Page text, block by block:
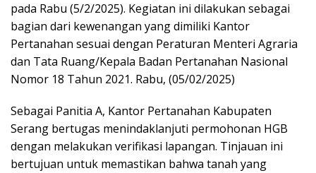
pada Rabu (5/2/2025). Kegiatan ini dilakukan sebagai
bagian dari kewenangan yang dimiliki Kantor
Pertanahan sesuai dengan Peraturan Menteri Agraria
dan Tata Ruang/Kepala Badan Pertanahan Nasional
Nomor 18 Tahun 2021. Rabu, (05/02/2025)
Sebagai Panitia A, Kantor Pertanahan Kabupaten
Serang bertugas menindaklanjuti permohonan HGB
dengan melakukan verifikasi lapangan. Tinjauan ini
bertujuan untuk memastikan bahwa tanah yang